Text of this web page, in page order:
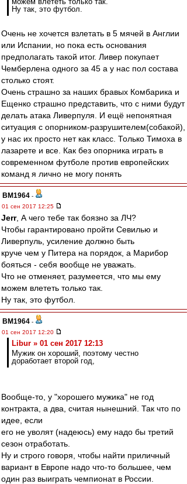
Ну так, это футбол.
Очень не хочется взлетать в 5 мячей в Англии
или Испании, но пока есть основания
предполагать такой итог. Ливер покупает
Чемберлена одного за 45 а у нас пол состава
столько стоят.
Очень страшно за наших бравых Комбарика и
Ещенко страшно представить, что с ними будут
делать атака Ливерпуля. И ещё непонятная
ситуация с опорником-разрушителем(собакой),
у нас их просто нет как класс. Только Тимоха в
лазарете и все. Как без опорника играть в
современном футболе против европейских
команд я лично не могу понять
BM1964 -
01 сен 2017 12:25
Jerr, А чего тебе так боязно за ЛЧ?
Чтобы гарантировано пройти Севилью и
Ливерпуль, усиление должно быть
круче чем у Питера на порядок, а Марибор
бояться - себя вообще не уважать.
Что не отменяет, разумеется, что мы ему
можем влететь только так.
Ну так, это футбол.
BM1964 -
01 сен 2017 12:20
Libur » 01 сен 2017 12:13
Мужик он хороший, поэтому честно
доработает второй год,
Вообще-то, у "хорошего мужика" не год
контракта, а два, считая нынешний. Так что по
идее, если
его не уволят (надеюсь) ему надо бы третий
сезон отработать.
Ну и строго говоря, чтобы найти приличный
вариант в Европе надо что-то большее, чем
один раз выиграть чемпионат в России.